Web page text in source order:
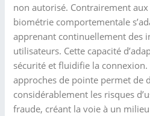
non autorisé. Contrairement
biométrie comportementale
apprenant continuellement des
utilisateurs. Cette capacité
sécurité et fluidifie la connexion.
approches de pointe permet de
considérablement les risques
fraude, créant la voie à un